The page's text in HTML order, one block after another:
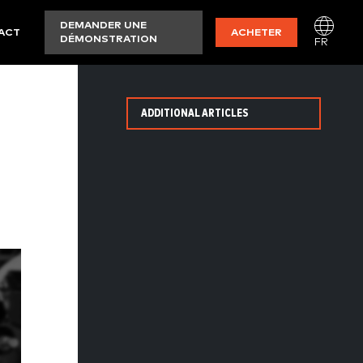
DEMANDER UNE
DÉMONSTRATION
ACHETER
FR
ADDITIONAL ARTICLES